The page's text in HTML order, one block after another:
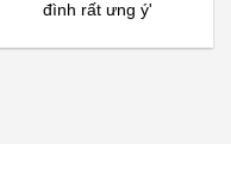
đình rất ưng ý'